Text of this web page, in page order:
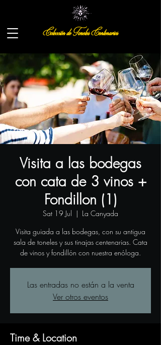
Colección de Toneles Centenarios
Visita a las bodegas
con cata de 3 vinos +
Fondillon (1)
Sat 19 Jul
  |
La Canyada
Visita guiada a las bodegas, con su antigua
sala de toneles y sus tinajas centenarias. Cata
de vinos y fondillón con nuestra enóloga.
Las entradas no están a la venta
Ver otros eventos
Time & Location